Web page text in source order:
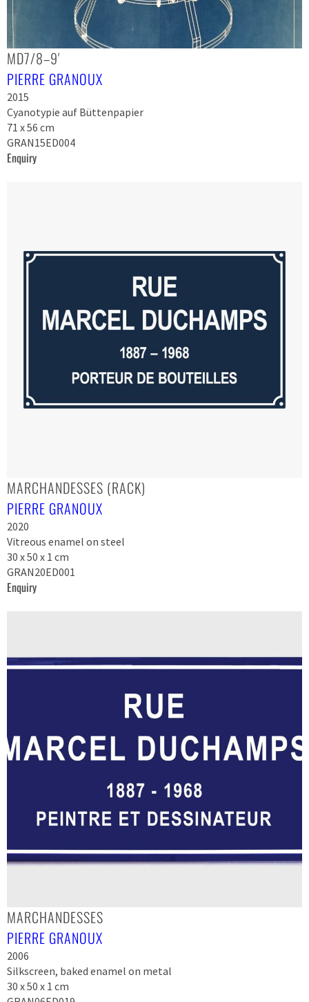
MD7/8–9′
PIERRE GRANOUX
2015
Cyanotypie auf Büttenpapier
71 x 56 cm
GRAN15ED004
Enquiry
MARCHANDESSES (RACK)
PIERRE GRANOUX
2020
Vitreous enamel on steel
30 x 50 x 1 cm
GRAN20ED001
Enquiry
MARCHANDESSES
PIERRE GRANOUX
2006
Silkscreen, baked enamel on metal
30 x 50 x 1 cm